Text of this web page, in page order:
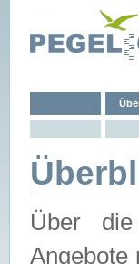
Über die
Angebote